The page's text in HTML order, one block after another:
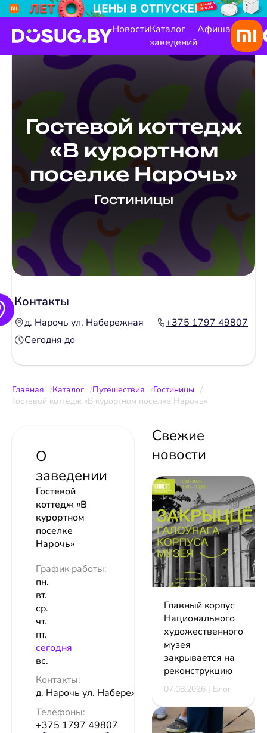
НовостиКаталог
заведений
Афиша
Гостевой коттедж
«В курортном
поселке Нарочь»
Гостиницы
Контакты
д. Нарочь ул. Набережная
+375 1797 49807
Сегодня до
Главная Каталог Путешествия
Гостиницы
Гостевой коттедж «В курортном поселке Нарочь»
О
заведении
Гостевой
коттедж «В
курортном
поселке
Нарочь»
График работы:
пн.
вт.
ср.
чт.
пт.
сeгодня
вс.
Контакты:
д. Нарочь ул. Набережная
Телефоны:
+375 1797 49807
Свежие
новости
Главный корпус
Национального
художественного
музея
закрывается на
реконструкцию
07.08.2026 | Блог